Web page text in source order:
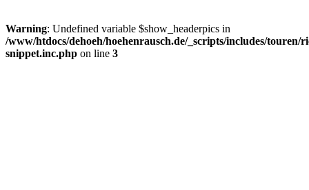
Warning: Undefined variable $show_headerpics in
/www/htdocs/dehoeh/hoehenrausch.de/_scripts/includes/touren/
snippet.inc.php on line 3